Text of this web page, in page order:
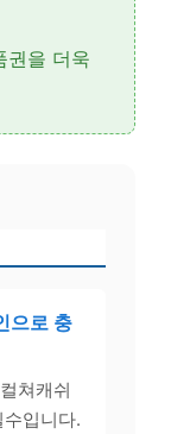
권을 더욱
으로 충
쳐캐쉬
입니다.